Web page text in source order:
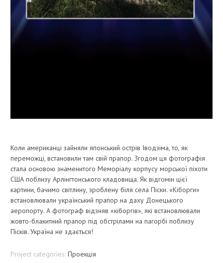
Коли американці зайняли японський острів Іводзіма, то, як
переможці, встановили там свій прапор. Згодом ця фотографія
стала основою знаменитого Меморіалу корпусу морської піхоти
США поблизу Арлінгтонського кладовища. Як відгомін цієї
картини, бачимо світлину, зроблену біля села Піски. «Кіборги»
встановлювали український прапор на даху Донецького
аеропорту. А фотограф відзняв «кіборгів», які встановлювали
жовто-блакитний прапор під обстрілами на пагорбі поблизу
Пісків. Україна не здається!
Project categories: Проекція